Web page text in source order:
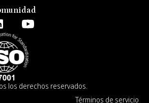
los derechos reservados.
Términos de servicio